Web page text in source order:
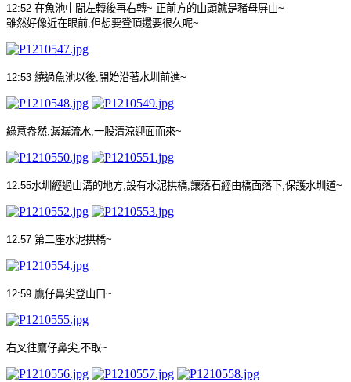
12:52 在魚池中間左轉後再右轉~ 正前方的山頭就是豬母屏山~
雖然好像近在眼前 但想要登頂還要很久呢~
12:53 繞過魚池以後 開始沿著水圳前進~
綠意盎然 潺潺流水 一股清涼迎面而來~
12:55水圳經過山溝的地方 設有水泥拱橋 讓落石經由橋面落下 保護水圳道~
12:57 第二座水泥拱橋~
12:59 鷹仔鼻尖登山口~
右叉往鷹仔鼻尖 不取~